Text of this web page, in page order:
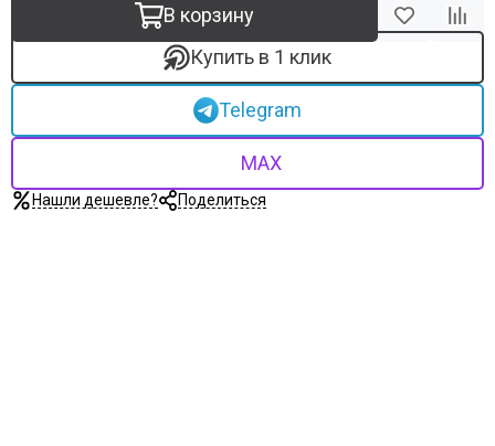
В корзину
Купить в 1 клик
Telegram
MAX
Нашли дешевле? Поделиться